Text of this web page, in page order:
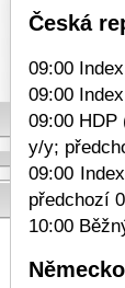
Česká
09:00
09:00
09:00 HDP
y/y;
09:00
předchozí
10:00
Německo